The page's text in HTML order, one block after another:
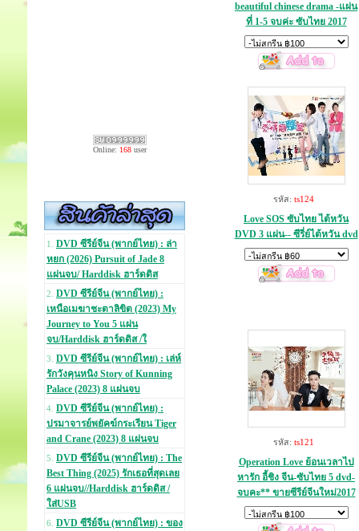
Online: 168 user
1. DVD ซีรีย์จีน (พากย์ไทย) : ล่า
หยก (2026) Pursuit of Jade 8
แผ่นจบ/ Harddisk ฮาร์ดดิส
2. DVD ซีรีย์จีน (พากย์ไทย) :
เหนือเมฆาชะตาลิขิต (2023) My
Journey to You 5 แผ่น
จบ/Harddisk ฮาร์ดดิส /ใ
3. DVD ซีรีย์จีน (พากย์ไทย) : เล่ห์
รักวังคุนหนิง Story of Kunning
Palace (2023) 8 แผ่นจบ
4. DVD ซีรีย์จีน (พากย์ไทย) :
ปรมาจารย์พยัคฆ์กระเรียน Tiger
and Crane (2023) 8 แผ่นจบ
5. DVD ซีรีย์จีน (พากย์ไทย) : The
Best Thing (2025) รักเธอที่สุดเลย
6 แผ่นจบ//Harddisk ฮาร์ดดิส /
ใส่USB
6. DVD ซีรีย์จีน (พากย์ไทย) : ของ
beautiful chinese drama -แผ่น
ที่ 1-5 จบค่ะ ซับไทย 2017
รหัส: ts124
Love SOS ซับไทย ไต้หวัน
DVD 3 แผ่น-- ซีรี่ย์ไต้หวัน dvd
รหัส: ts121
Operation Love ย้อนเวลาไป
หารัก อี้ชิง จีน-ซับไทย 5 dvd-
จบคะ** ขายซีรีย์จีนใหม่2017